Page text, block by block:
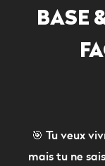
BASE
🎯 Tu veux
mais tu ne